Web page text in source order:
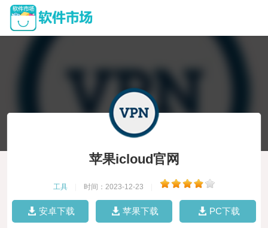
苹果icloud官网
工具 时间：2023-12-23
安卓下载 苹果下载 PC下载